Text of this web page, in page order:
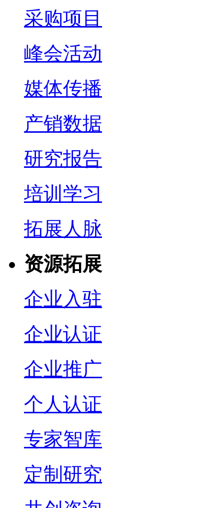
采购项目
峰会活动
媒体传播
产销数据
研究报告
培训学习
拓展人脉
资源拓展
企业入驻
企业认证
企业推广
个人认证
专家智库
定制研究